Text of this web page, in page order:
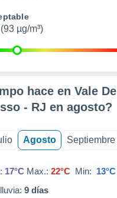
µg/m³)
hace en Vale De
- RJ en agosto?
Agosto Septiembre
17°C Max.: 22°C Min: 13°C
9 días